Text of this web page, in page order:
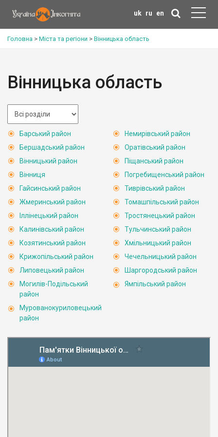
uk ru en
Головна > Міста та регіони > Вінницька область
Вінницька область
Барський район
Бершадський район
Вінницький район
Вінниця
Гайсинський район
Жмеринський район
Іллінецький район
Калинівський район
Козятинський район
Крижопільський район
Липовецький район
Могилів-Подільський
район
Мурованокуриловецький
район
Немирівський район
Оратівський район
Піщанський район
Погребищенський район
Тиврівський район
Томашпільський район
Тростянецький район
Тульчинський район
Хмільницький район
Чечельницький район
Шаргородський район
Ямпільський район